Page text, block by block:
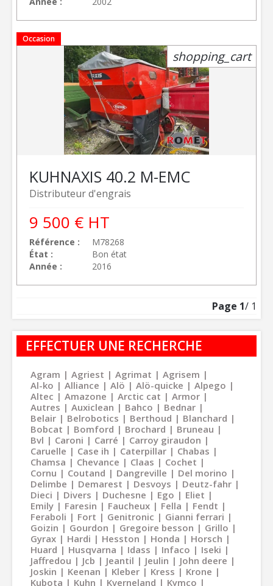
Occasion
Distributeur d'engrais
KUHNAXIS 40.2 M-EMC
Référence
M78268
État
Bon état
Année
2016
9 500 € HT
shopping_cart
Page 1/ 1
EFFECTUER UNE RECHERCHE
Agram Agriest Agrimat
Agrisem
Al-ko
Alliance Alö Alö-quicke
Alpego
Altec
Amazone Arctic cat
Armor
Autres
Auxiclean Bahco
Bednar
Belair
Belrobotics Berthoud
Blanchard
Bobcat
Bomford Brochard
Bruneau
Bvl
Caroni Carré
Carroy giraudon
Caruelle
Case ih Caterpillar
Chabas
Chamsa
Chevance Claas
Cochet
Cornu
Coutand Dangreville
Del morino
Delimbe
Demarest Desvoys
Deutz-fahr
Dieci
Divers Duchesne Ego
Eliet
Emily
Faresin Faucheux Fella
Fendt
Feraboli
Fort Genitronic
Gianni ferrari
Goizin
Gourdon Gregoire besson
Grillo
Gyrax
Hardi Hesston Honda
Horsch
Huard
Husqvarna Idass Infaco
Iseki
Jaffredou
Jcb Jeantil Jeulin
John deere
Joskin
Keenan Kleber Kress
Krone
Kubota
Kuhn Kverneland Kymco